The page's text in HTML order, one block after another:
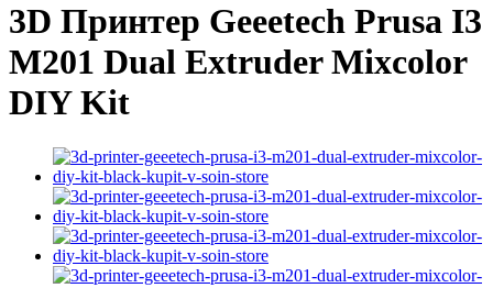
3D Принтер Geeetech Prusa I3
M201 Dual Extruder Mixcolor
DIY Kit